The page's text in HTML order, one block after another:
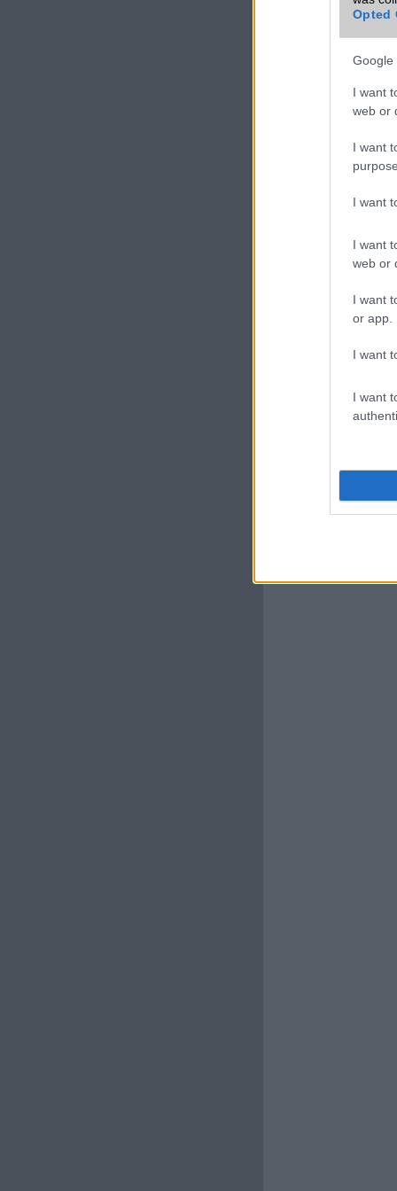
Opted
Google
I want
web or
I want
I want
I want
web or
I want
or app.
I want
I want